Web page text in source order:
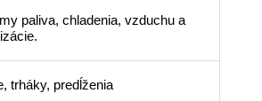
paliva, chladenia, vzduchu a
trháky, predĺženia